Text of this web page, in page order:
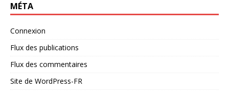
MÉTA
Connexion
Flux des publications
Flux des commentaires
Site de WordPress-FR